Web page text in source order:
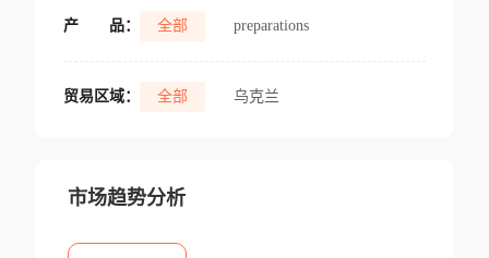
产 品： 全部 preparations
贸易区域： 全部 乌克兰
市场趋势分析